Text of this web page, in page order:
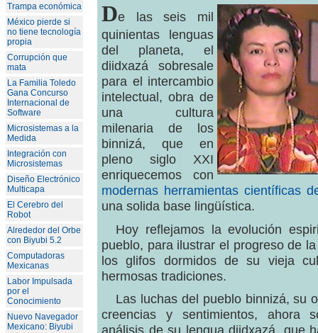
Trampa económica
México pierde si
no tiene tecnología
propia
Corrupción que
mata
La Familia Toledo
Gana Concurso
Internacional de
Software
Microsistemas a la
Medida
Integración con
Microsistemas
Diseño Electrónico
Multicapa
El Cerebro del
Robot
Alrededor del Orbe
con Biyubi 5.2
Computadoras
Mexicanas
Labor Impulsada
por el
Conocimiento
Nuevo Navegador
Mexicano: Biyubi
De las seis mil
quinientas lenguas
del planeta, el
diidxazá sobresale
para el intercambio
intelectual, obra de
una cultura
milenaria de los
binnizá, que en
pleno siglo XXI
enriquecemos con
modernas herramientas científicas
una solida base lingüística.
Hoy reflejamos la evolución
pueblo, para ilustrar el progreso de
los glifos dormidos de su vieja
hermosas tradiciones.
Las luchas del pueblo binnizá, su
creencias y sentimientos, ahora